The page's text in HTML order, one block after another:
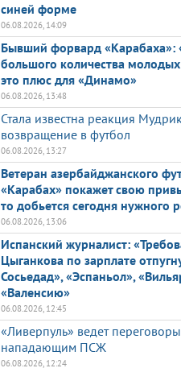
синей форме
06.08.2026, 14:09
Бывший форвард «Карабаха»:
большого количества
это плюс для «Динамо»
06.08.2026, 13:48
Стала известна реакция
возвращение в футбол
06.08.2026, 13:27
Ветеран азербайджанского
«Карабах» покажет свою
то добьется сегодня нужного
06.08.2026, 13:06
Испанский журналист:
Цыганкова по зарплате
Сосьедад», «Эспаньол»,
«Валенсию»
06.08.2026, 12:45
«Ливерпуль» ведет
нападающим ПСЖ
06.08.2026, 12:24